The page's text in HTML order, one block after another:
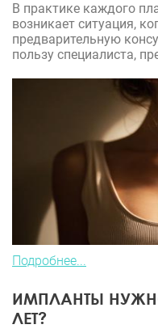
В практике каждого
возникает ситуация,
предварительную
пользу специалиста,
Подробнее...
ИМПЛАНТЫ
ЛЕТ?